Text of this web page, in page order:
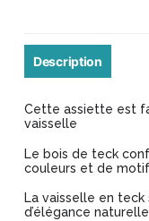
Description
Cette assiette est
vaisselle
Le bois de teck
couleurs et de
La vaisselle en
d’élégance